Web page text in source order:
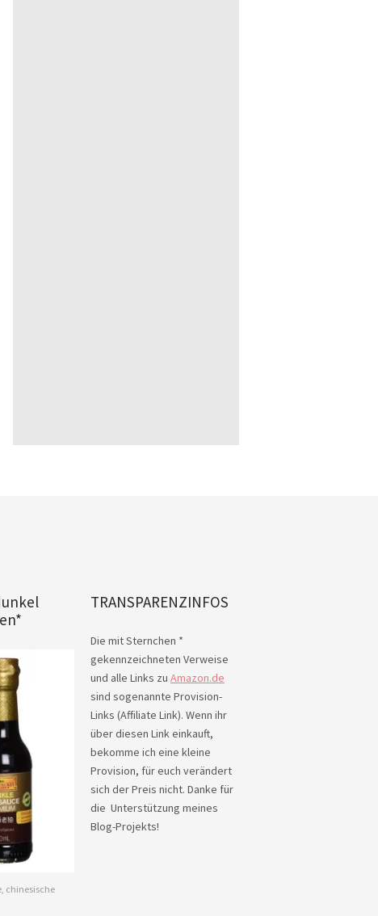
chinesische
TRANSPARENZINFOS
Die mit Sternchen *
gekennzeichneten Verweise
und alle Links zu Amazon.de
sind sogenannte Provision-
Links (Affiliate Link). Wenn ihr
über diesen Link einkauft,
bekomme ich eine kleine
Provision, für euch verändert
sich der Preis nicht. Danke für
die Unterstützung meines
Blog-Projekts!